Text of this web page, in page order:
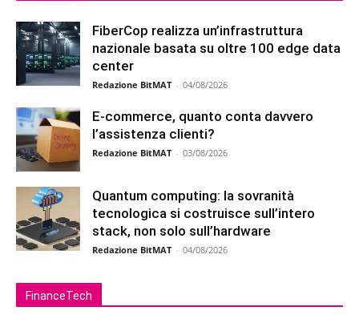
FiberCop realizza un’infrastruttura
nazionale basata su oltre 100 edge data
center
Redazione BitMAT - 04/08/2026
E-commerce, quanto conta davvero
l’assistenza clienti?
Redazione BitMAT - 03/08/2026
Quantum computing: la sovranità
tecnologica si costruisce sull’intero
stack, non solo sull’hardware
Redazione BitMAT - 04/08/2026
FinanceTech